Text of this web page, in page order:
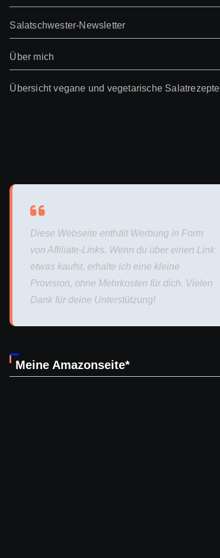
Salatschwester-Newsletter
Über mich
Übersicht vegane und vegetarische Salatrezepte
Diese Webseite enthält Werbung in Form
von Affiliate-Links. Wenn du über einen Link
etwas kaufst, erhalte ich eine kleine
Provision, ohne Mehrkosten für dich. Vielen
Dank für deine Unterstützung!
Meine Amazonseite*